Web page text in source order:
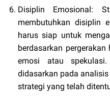
Disiplin Emosional:
membutuhkan disiplin
harus siap untuk
berdasarkan
emosi atau
didasarkan pada
strategi yang telah